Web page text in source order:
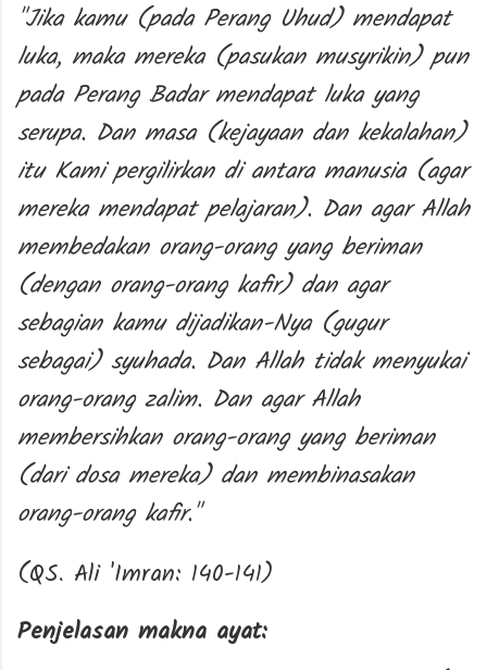
"Jika kamu (pada Perang Uhud) mendapat
luka, maka mereka (pasukan musyrikin) pun
pada Perang Badar mendapat luka yang
serupa. Dan masa (kejayaan dan kekalahan)
itu Kami pergilirkan di antara manusia (agar
mereka mendapat pelajaran). Dan agar Allah
membedakan orang-orang yang beriman
(dengan orang-orang kafir) dan agar
sebagian kamu dijadikan-Nya (gugur
sebagai) syuhada. Dan Allah tidak menyukai
orang-orang zalim. Dan agar Allah
membersihkan orang-orang yang beriman
(dari dosa mereka) dan membinasakan
orang-orang kafir."
(QS. Ali 'Imran: 140-141)
Penjelasan makna ayat: